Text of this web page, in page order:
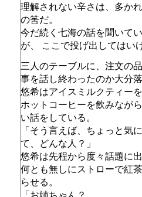
理解されない辛さは、多か
の筈だ。
今だ続く七海の話を聞いて
が、 ここで投げ出してはい
三人のテーブルに、注文の
事を話し終わったのか大分
悠希はアイスミルクティー
ホットコーヒーを飲みなが
い話をしている。
「そう言えば、ちょっと気
て、どんな人？」
悠希は先程から度々話題に
何とも無しにストローで紅
らせる。
「お姉ちゃん？